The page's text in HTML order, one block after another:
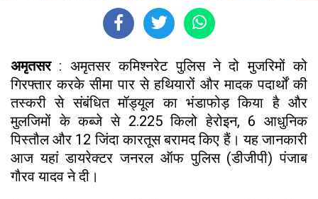
अमृतसर : अमृतसर कमिश्नरेट पुलिस ने दो मुजरिमों को
गिरफ्तार करके सीमा पार से हथियारों और मादक पदार्थों की
तस्करी से संबंधित मॉड्यूल का भंडाफोड़ किया है और
मुलजिमों के कब्जे से 2.225 किलो हेरोइन, 6 आधुनिक
पिस्तौल और 12 जिंदा कारतूस बरामद किए हैं। यह जानकारी
आज यहां डायरेक्टर जनरल ऑफ पुलिस (डीजीपी) पंजाब
गौरव यादव ने दी।